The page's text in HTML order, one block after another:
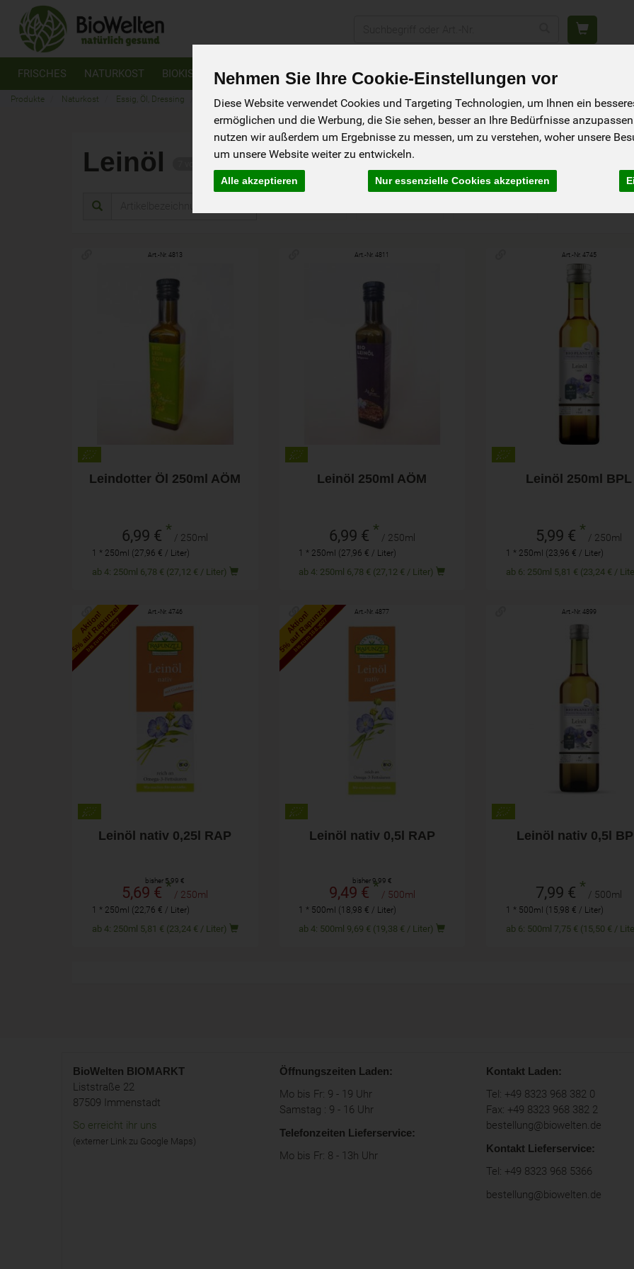
Nehmen Sie Ihre Cookie-Einstellungen vor
Diese Website verwendet Cookies und Targeting Technologien, um Ihnen ein
ermöglichen und die Werbung, die Sie sehen, besser an Ihre Bedürfnisse
nutzen wir außerdem um Ergebnisse zu messen, um zu verstehen, woher unsere
um unsere Website weiter zu entwickeln.
Alle akzeptieren Nur essenzielle Cookies akzeptieren
FRISCHES NATURKOST BIOKISTEN VEGAN GLUTENFREI GETRÄNKE DROGERIE ANGEBOTE & NEUES
Produkte Naturkost Essig, Öl, Dressing Leinöl
Leinöl
Art.-Nr. 4813
Leindotter Öl 250ml AÖM
6,99 € * / 250ml
1 * 250ml (27,96 € / Liter)
ab 4: 250ml 6,78 € (27,12 € / Liter)
€
Art.-Nr. 4811
Leinöl 250ml AÖM
6,99 € * / 250ml
1 * 250ml (27,96 € / Liter)
ab 4: 250ml 6,78 € (27,12 € / Liter)
Art.-Nr. 4745
Leinöl 250ml BPL
5,99 € * / 250ml
1 * 250ml (23,96 € / Liter)
ab 6: 250ml 5,81 € (23,24 € /
250ml
5,99
Aktion!
5% auf Rapunzel
bis zum 16.6.2027
Art.-Nr. 4746
Leinöl nativ 0,25l RAP
bisher 5,99 €
5,69 €* / 250ml
1 * 250ml (22,76 € / Liter)
ab 4: 250ml 5,81 € (23,24 € / Liter)
5,69€
Aktion!
5% auf Rapunzel
bis zum 16.6.2027
Art.-Nr. 4877
Leinöl nativ 0,5l RAP
bisher 9,99 €
9,49 €* / 500ml
1 * 500ml (18,98 € / Liter)
ab 4: 500ml 9,69 € (19,38 € / Liter)
500ml
9,49€
Art.-Nr. 4899
Leinöl nativ 0,5l
7,99 € * / 500ml
1 * 500ml (15,98 € / Liter)
ab 6: 500ml 7,75 € (15,50 € /
500ml
7,99
BioWelten BIOMARKT
Liststraße 22
87509 Immenstadt
So erreicht ihr uns
(externer Link zu Google Maps)
Öffnungszeiten Laden:
Mo bis Fr: 9 - 19 Uhr
Samstag : 9 - 16 Uhr
Telefonzeiten Lieferservice:
Mo bis Fr: 8 - 13h Uhr
Kontakt Laden:
Tel: +49 8323 968 382 0
Fax: +49 8323 968 382 2
bestellung@biowelten.de
Kontakt Lieferservice:
Tel: +49 8323 968 5366
bestellung@biowelten.de